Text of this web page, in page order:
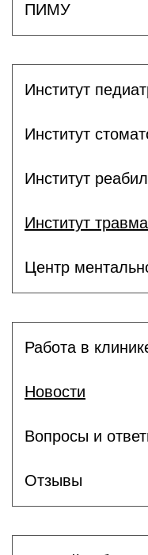
ПИМУ
Институт
Институт
Институт
Институт
Центр
Работа в
Новости
Вопросы и
Отзывы